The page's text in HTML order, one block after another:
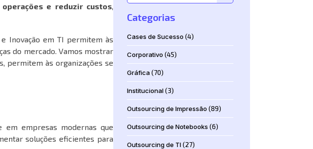
operações e reduzir custos,
Inovação em TI permitem às
do mercado. Vamos mostrar
permitem às organizações se
em empresas modernas que
soluções eficientes para
Categorias
Cases de Sucesso (4)
Corporativo (45)
Gráfica(70)
Institucional(3)
Outsourcing de Impressão (89)
Outsourcing de Notebooks (6)
Outsourcing de TI(27)